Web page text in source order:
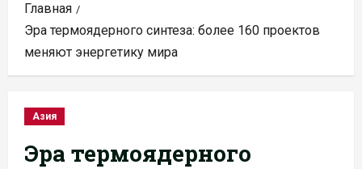
Главная
Эра термоядерного синтеза: более 160 проектов
меняют энергетику мира
Азия
Эра термоядерного